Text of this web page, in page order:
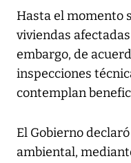
Hasta el momento
viviendas
embargo, de
inspecciones
contemplan
El Gobierno
ambiental,